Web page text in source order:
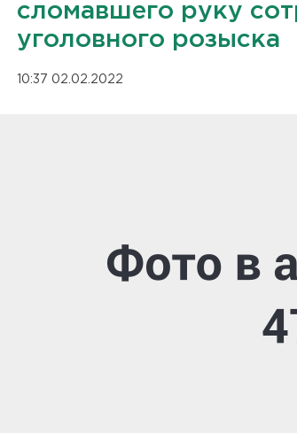
сломавшего руку
уголовного розыска
10:37 02.02.2022